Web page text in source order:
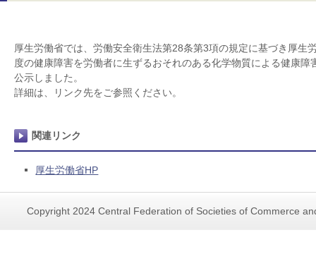
厚生労働省では、労働安全衛生法第28条第3項の規定に基づき厚生
度の健康障害を労働者に生ずるおそれのある化学物質による健康
公示しました。
詳細は、リンク先をご参照ください。
関連リンク
厚生労働省HP
Copyright 2024 Central Federation of Societies of Commerce